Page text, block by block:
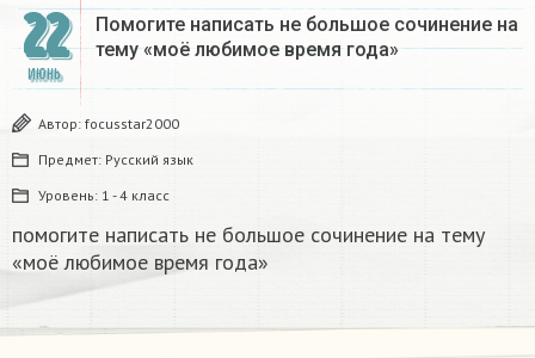
22
ИЮНЬ
Помогите написать не большое сочинение на
тему «моё любимое время года»
Автор: focusstar2000
Предмет: Русский язык
Уровень: 1 - 4 класс
помогите написать не большое сочинение на тему
«моё любимое время года»